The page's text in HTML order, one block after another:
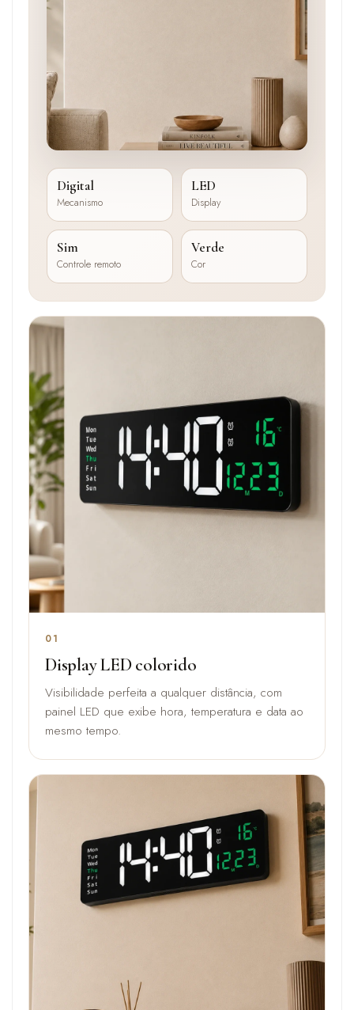
Digital
Mecanismo
LED
Display
Sim
Controle remoto
Verde
Cor
01
Display LED colorido
Visibilidade perfeita a qualquer distância, com
painel LED que exibe hora, temperatura e data ao
mesmo tempo.